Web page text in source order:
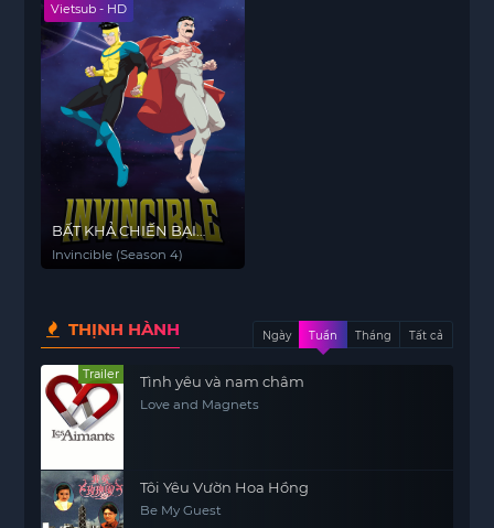
Vietsub - HD
BẤT KHẢ CHIẾN BẠI
(Phần 4)
Invincible (Season 4)
THỊNH HÀNH Ngày Tuần Tháng Tất cả
Trailer Tình yêu và nam châm
Love and Magnets
Tôi Yêu Vườn Hoa Hồng
Be My Guest